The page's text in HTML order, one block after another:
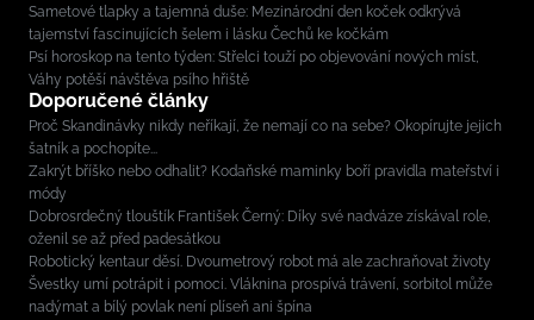
Sametové tlapky a tajemná duše: Mezinárodní den koček odkrývá
tajemství fascinujících šelem i lásku Čechů ke kočkám
Psí horoskop na tento týden: Střelci touží po objevování nových míst,
Váhy potěší návštěva psího hřiště
Doporučené články
Proč Skandinávky nikdy neříkají, že nemají co na sebe? Okopírujte jejich
šatník a pochopíte...
Zakrýt bříško nebo odhalit? Kodaňské maminky boří pravidla mateřství i
módy
Dobrosrdečný tlouštík František Černý: Díky své nadváze získával role,
oženil se až před padesátkou
Robotický kentaur děsí. Dvoumetrový robot má ale zachraňovat životy
Švestky umí potrápit i pomoci. Vláknina prospívá trávení, sorbitol může
nadýmat a bílý povlak není plíseň ani špína